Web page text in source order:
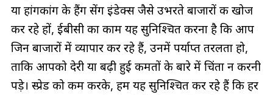
या हांगकांग के हैंग सेंग इंडेक्स जैसे उभरते बाजारों की खोज
कर रहे हों, ईबीसी का काम यह सुनिश्चित करना है कि आप
जिन बाजारों में व्यापार कर रहे हैं, उनमें पर्याप्त तरलता हो,
ताकि आपको देरी या बढ़ी हुई कीमतों के बारे में चिंता न करनी
पड़े। स्प्रेड को कम करके, हम यह सुनिश्चित कर रहे हैं कि हर